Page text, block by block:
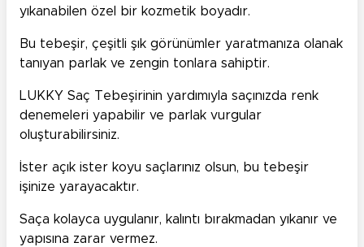
yıkanabilen özel bir kozmetik boyadır.
Bu tebeşir, çeşitli şık görünümler yaratmanıza olanak
tanıyan parlak ve zengin tonlara sahiptir.
LUKKY Saç Tebeşirinin yardımıyla saçınızda renk
denemeleri yapabilir ve parlak vurgular
oluşturabilirsiniz.
İster açık ister koyu saçlarınız olsun, bu tebeşir
işinize yarayacaktır.
Saça kolayca uygulanır, kalıntı bırakmadan yıkanır ve
yapısına zarar vermez.